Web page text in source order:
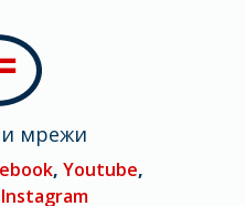
мрежи
, Youtube,
Instagram